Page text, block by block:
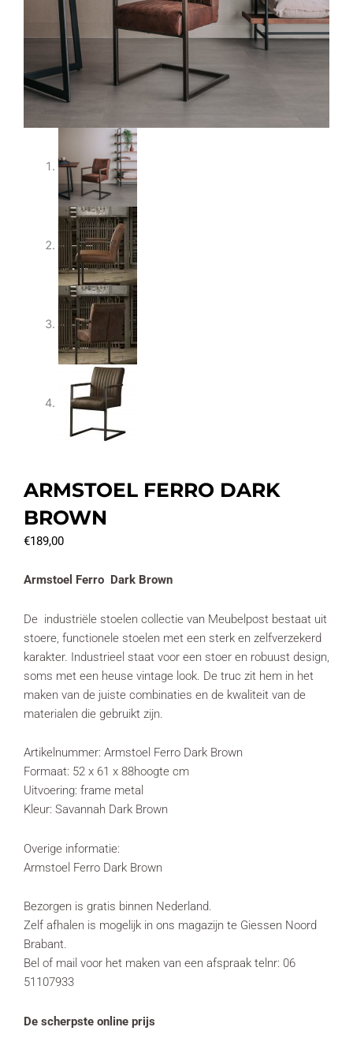
ARMSTOEL FERRO DARK
BROWN
€189,00
Armstoel Ferro Dark Brown
De industriële stoelen collectie van Meubelpost bestaat uit
stoere, functionele stoelen met een sterk en zelfverzekerd
karakter. Industrieel staat voor een stoer en robuust design,
soms met een heuse vintage look. De truc zit hem in het
maken van de juiste combinaties en de kwaliteit van de
materialen die gebruikt zijn.
Artikelnummer: Armstoel Ferro Dark Brown
Formaat: 52 x 61 x 88hoogte cm
Uitvoering: frame metal
Kleur: Savannah Dark Brown
Overige informatie:
Armstoel Ferro Dark Brown
Bezorgen is gratis binnen Nederland.
Zelf afhalen is mogelijk in ons magazijn te Giessen Noord
Brabant.
Bel of mail voor het maken van een afspraak telnr: 06
51107933
De scherpste online prijs